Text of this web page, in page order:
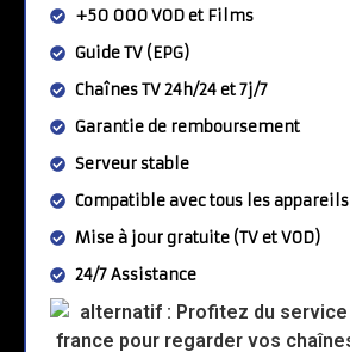
+50 000 VOD et Films
Guide TV (EPG)
Chaînes TV 24h/24 et 7j/7
Garantie de remboursement
Serveur stable
Compatible avec tous les appareils
Mise à jour gratuite (TV et VOD)
24/7 Assistance